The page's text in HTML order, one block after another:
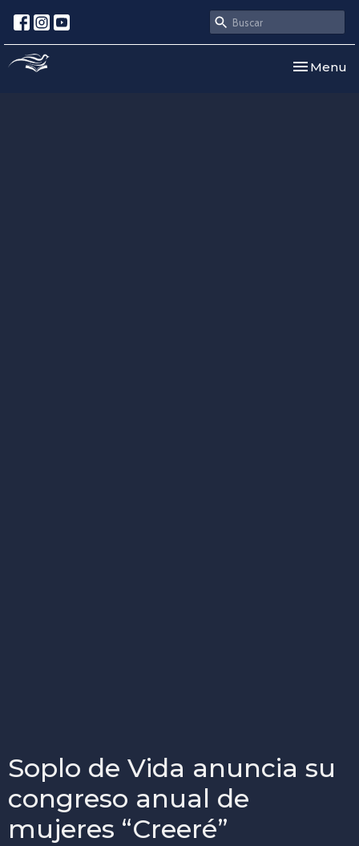
Toggle
Menu
Soplo de Vida anuncia su
congreso anual de
mujeres “Creeré”